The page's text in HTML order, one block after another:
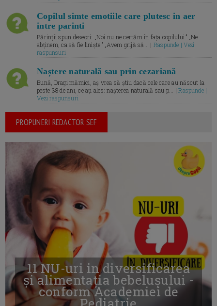
Copilul simte emotiile care plutesc in aer
intre parinti
Părinții spun deseori: „Noi nu ne certăm în fața copilului.” „Ne
abținem, ca să fie liniște.” „Avem grijă să... | Raspunde | Vezi
raspunsuri
Naștere naturală sau prin cezariană
Bună, Dragi mămici, aș vrea să știu dacă cele care au născut la
peste 38 de ani, ce ați ales: nașterea naturală sau p... |Raspunde |
Vezi raspunsuri
PROPUNERI REDACTOR SEF
11 NU-uri in diversificarea
și alimentația bebelușului -
conform Academiei de